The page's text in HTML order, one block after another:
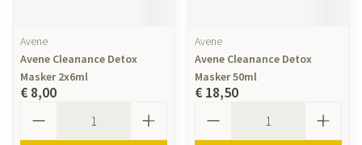
Avene
Avene Cleanance Detox
Masker 2x6ml
€ 8,00
Avene
Avene Cleanance Detox
Masker 50ml
€ 18,50